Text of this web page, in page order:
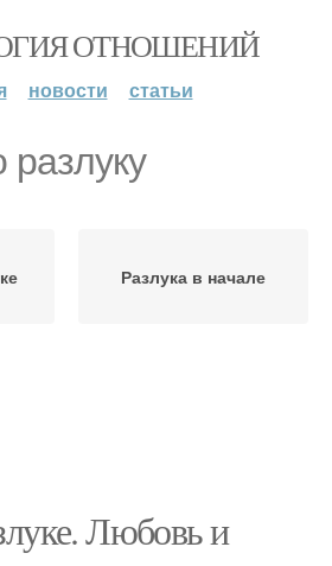
ОТНОШЕНИЙ
новости статьи
Разлука в начале
Любовь и